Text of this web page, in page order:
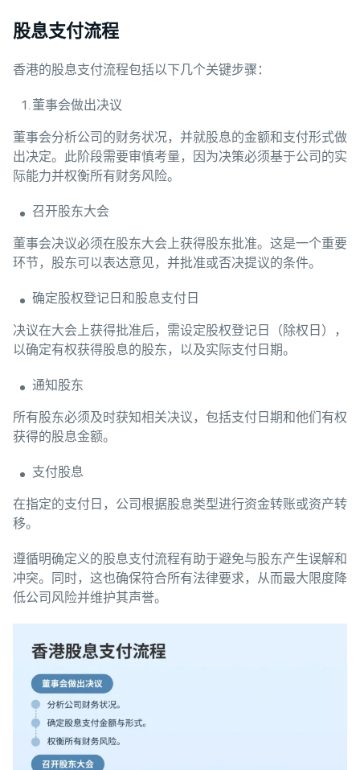
股息支付流程
香港的股息支付流程包括以下几个关键步骤：
董事会做出决议
董事会分析公司的财务状况，并就股息的金额和支付形式做
出决定。此阶段需要审慎考量，因为决策必须基于公司的实
际能力并权衡所有财务风险。
召开股东大会
董事会决议必须在股东大会上获得股东批准。这是一个重要
环节，股东可以表达意见，并批准或否决提议的条件。
确定股权登记日和股息支付日
决议在大会上获得批准后，需设定股权登记日（除权日），
以确定有权获得股息的股东，以及实际支付日期。
通知股东
所有股东必须及时获知相关决议，包括支付日期和他们有权
获得的股息金额。
支付股息
在指定的支付日，公司根据股息类型进行资金转账或资产转
移。
遵循明确定义的股息支付流程有助于避免与股东产生误解和
冲突。同时，这也确保符合所有法律要求，从而最大限度降
低公司风险并维护其声誉。